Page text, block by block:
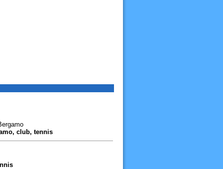
club, tennis